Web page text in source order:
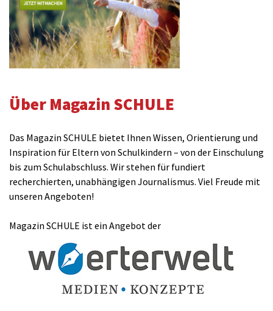
Über Magazin SCHULE
Das Magazin SCHULE bietet Ihnen Wissen, Orientierung und
Inspiration für Eltern von Schulkindern – von der Einschulung
bis zum Schulabschluss. Wir stehen für fundiert
recherchierten, unabhängigen Journalismus. Viel Freude mit
unseren Angeboten!
Magazin SCHULE ist ein Angebot der